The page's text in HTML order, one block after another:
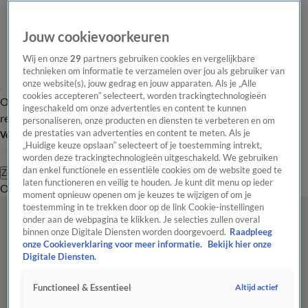
Overzicht Laatste nieuws Regionieuws Het beste van Hart
Tip de
redactie
Volg Hart van Nederland
Zoeken
OverzichtRegioUitzendingenWeerTip de redactiePanelVideo's
Jouw cookievoorkeuren
Wij en onze29 partners gebruiken cookies en vergelijkbare
technieken om informatie te verzamelen over jou als gebruiker van
onze website(s), jouw gedrag en jouw apparaten. Als je „Alle
cookies accepteren” selecteert, worden trackingtechnologieën
ingeschakeld om onze advertenties en content te kunnen
personaliseren, onze producten en diensten te verbeteren en om
de prestaties van advertenties en content te meten. Als je
„Huidige keuze opslaan” selecteert of je toestemming intrekt,
worden deze trackingtechnologieën uitgeschakeld. We gebruiken
dan enkel functionele en essentiële cookies om de website goed te
laten functioneren en veilig te houden. Je kunt dit menu op ieder
moment opnieuw openen om je keuzes te wijzigen of om je
toestemming in te trekken door op de link Cookie-instellingen
onder aan de webpagina te klikken. Je selecties zullen overal
binnen onze Digitale Diensten worden doorgevoerd. Raadpleeg
onze Cookieverklaring voor meer informatie.
Bekijk hier onze
Digitale Diensten.
Functioneel & Essentieel Altijd actief